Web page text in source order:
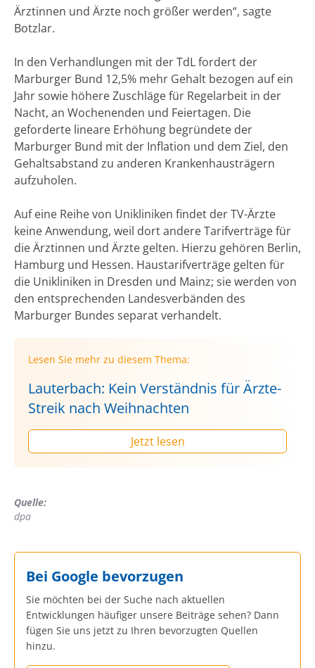
Ärztinnen und Ärzte noch größer werden“, sagte
Botzlar.
In den Verhandlungen mit der TdL fordert der
Marburger Bund 12,5% mehr Gehalt bezogen auf ein
Jahr sowie höhere Zuschläge für Regelarbeit in der
Nacht, an Wochenenden und Feiertagen. Die
geforderte lineare Erhöhung begründete der
Marburger Bund mit der Inflation und dem Ziel, den
Gehaltsabstand zu anderen Krankenhausträgern
aufzuholen.
Auf eine Reihe von Unikliniken findet der TV-Ärzte
keine Anwendung, weil dort andere Tarifverträge für
die Ärztinnen und Ärzte gelten. Hierzu gehören Berlin,
Hamburg und Hessen. Haustarifverträge gelten für
die Unikliniken in Dresden und Mainz; sie werden von
den entsprechenden Landesverbänden des
Marburger Bundes separat verhandelt.
Lesen Sie mehr zu diesem Thema:
Lauterbach: Kein Verständnis für Ärzte-
Streik nach Weihnachten
Jetzt lesen
Quelle:
dpa
Bei Google bevorzugen
Sie möchten bei der Suche nach aktuellen
Entwicklungen häufiger unsere Beiträge sehen? Dann
fügen Sie uns jetzt zu Ihren bevorzugten Quellen
hinzu.